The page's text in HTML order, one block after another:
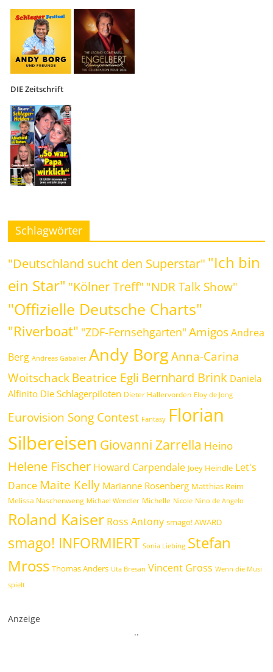
DIE Zeitschrift
Schlagwörter
"Deutschland sucht den Superstar" "Ich bin
ein Star" "Kölner Treff" "NDR Talk Show"
"Offizielle Deutsche Charts"
"Riverboat" "ZDF-Fernsehgarten" Amigos Andrea
Berg Andreas Gabalier Andy Borg Anna-Carina
WoitschackBeatrice Egli Bernhard Brink Daniela
Alfinito Die Schlagerpiloten Dieter Hallervorden Eloy de Jong
Eurovision Song Contest Fantasy Florian
Silbereisen Giovanni Zarrella Heino
Helene Fischer Howard Carpendale Joey Heindle Let's
Dance Maite Kelly Marianne Rosenberg Matthias Reim
Melissa Naschenweng Michael Wendler Michelle Nicole Nino de Angelo
Roland Kaiser Ross Antony smago! AWARD
smago! INFORMIERT Sonia Liebing Stefan
Mross Thomas Anders Uta Bresan Vincent Gross Wenn die Musi
spielt
Anzeige
..